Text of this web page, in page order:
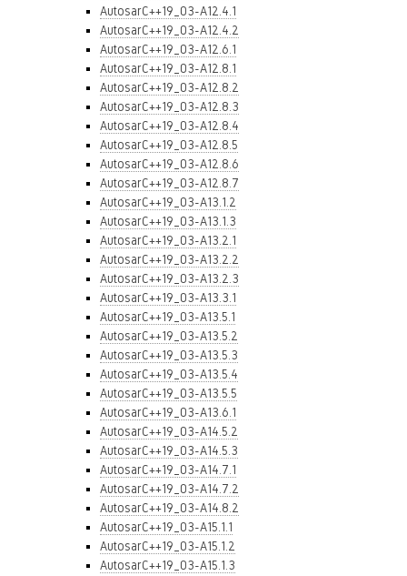
AutosarC++19_03-A12.4.1
AutosarC++19_03-A12.4.2
AutosarC++19_03-A12.6.1
AutosarC++19_03-A12.8.1
AutosarC++19_03-A12.8.2
AutosarC++19_03-A12.8.3
AutosarC++19_03-A12.8.4
AutosarC++19_03-A12.8.5
AutosarC++19_03-A12.8.6
AutosarC++19_03-A12.8.7
AutosarC++19_03-A13.1.2
AutosarC++19_03-A13.1.3
AutosarC++19_03-A13.2.1
AutosarC++19_03-A13.2.2
AutosarC++19_03-A13.2.3
AutosarC++19_03-A13.3.1
AutosarC++19_03-A13.5.1
AutosarC++19_03-A13.5.2
AutosarC++19_03-A13.5.3
AutosarC++19_03-A13.5.4
AutosarC++19_03-A13.5.5
AutosarC++19_03-A13.6.1
AutosarC++19_03-A14.5.2
AutosarC++19_03-A14.5.3
AutosarC++19_03-A14.7.1
AutosarC++19_03-A14.7.2
AutosarC++19_03-A14.8.2
AutosarC++19_03-A15.1.1
AutosarC++19_03-A15.1.2
AutosarC++19_03-A15.1.3